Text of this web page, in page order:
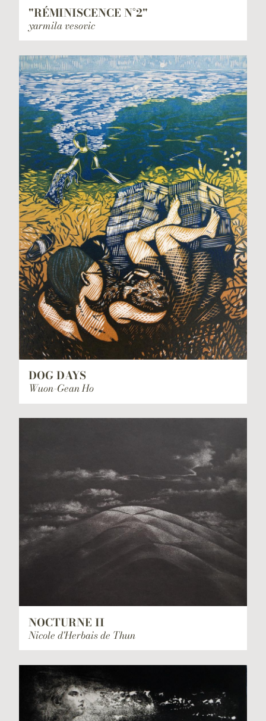
"RÉMINISCENCE N°2"
yarmila vesovic
DOG DAYS
Wuon-Gean Ho
NOCTURNE II
Nicole d'Herbais de Thun